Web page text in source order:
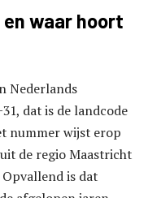
en waar hoort
Nederlands
dat is de landcode
nummer wijst erop
de regio Maastricht
is dat